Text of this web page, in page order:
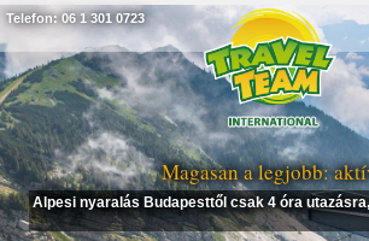
Magasan a legjobb:
Alpesi nyaralás Budapesttől csak 4 óra
Telefon: 06 1 301 0723